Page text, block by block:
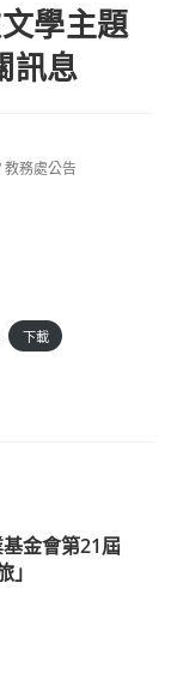
學主題
訊息
教務處公告
下載
金會第21屆
」